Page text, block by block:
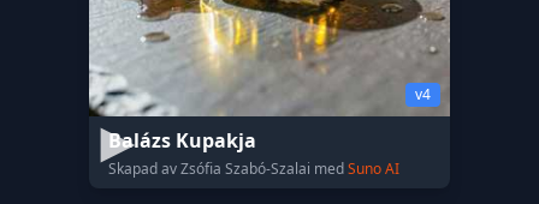
v4
Balázs Kupakja
Skapad av Zsófia Szabó-Szalai medSuno AI